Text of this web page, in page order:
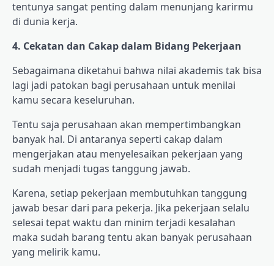
tentunya sangat penting dalam menunjang karirmu
di dunia kerja.
4. Cekatan dan Cakap dalam Bidang Pekerjaan
Sebagaimana diketahui bahwa nilai akademis tak bisa
lagi jadi patokan bagi perusahaan untuk menilai
kamu secara keseluruhan.
Tentu saja perusahaan akan mempertimbangkan
banyak hal. Di antaranya seperti cakap dalam
mengerjakan atau menyelesaikan pekerjaan yang
sudah menjadi tugas tanggung jawab.
Karena, setiap pekerjaan membutuhkan tanggung
jawab besar dari para pekerja. Jika pekerjaan selalu
selesai tepat waktu dan minim terjadi kesalahan
maka sudah barang tentu akan banyak perusahaan
yang melirik kamu.